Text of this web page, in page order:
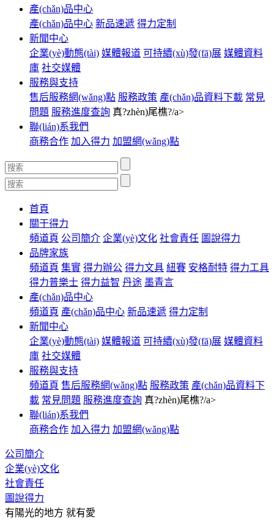
產(chǎn)品中心
產(chǎn)品中心 新品速遞 得力定制
新聞中心
企業(yè)動態(tài) 媒體報道 可持續(xù)發(fā)展 媒體資料
庫 社交媒體
服務與支持
售后服務網(wǎng)點 服務政策 產(chǎn)品資料下載 常見
問題 服務進度查詢 真?zhèn)尾樵?/a>
聯(lián)系我們
商務合作 加入得力 加盟網(wǎng)點
首頁
關于得力
頻道頁 公司簡介 企業(yè)文化 社會責任 圖說得力
品牌家族
頻道頁 集實 得力辦公 得力文具 紐賽 安格耐特 得力工具
得力普樂士 得力益智 丹途 墨青言
產(chǎn)品中心
頻道頁 產(chǎn)品中心 新品速遞 得力定制
新聞中心
企業(yè)動態(tài) 媒體報道 可持續(xù)發(fā)展 媒體資料
庫 社交媒體
服務與支持
頻道頁 售后服務網(wǎng)點 服務政策 產(chǎn)品資料下
載 常見問題 服務進度查詢 真?zhèn)尾樵?/a>
聯(lián)系我們
商務合作 加入得力 加盟網(wǎng)點
公司簡介
企業(yè)文化
社會責任
圖說得力
有陽光的地方 就有愛